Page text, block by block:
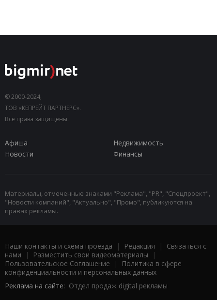
© 2000-2024,
ТОВ «КЕПРЕЙТ ПАРТНЕРС».
Все права защищены.
Афиша
Недвижимость
Новости
Финансы
Материалы, отмеченные знаками "Реклама", "PR", "Спецпроект",
"Новости компаний", "Актуально", "Промо", публикуются на
правах рекламы.
Наши контакты и схема проезда | Редакция | Связаться с
нами | Разместить свои видеоматериалы |
Пользовательское Соглашение |
Политика в сфере
конфиденциальности и персональных данных
Реклама на сайте: Отдел продаж digital рекламы